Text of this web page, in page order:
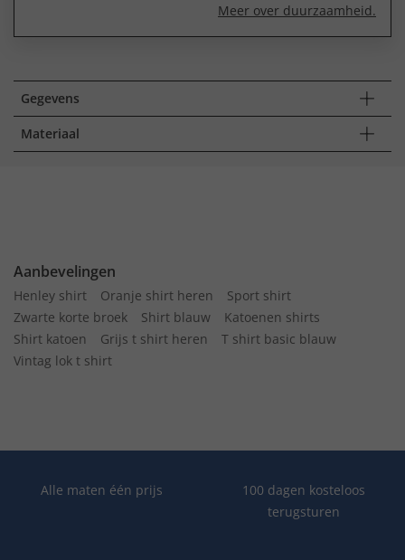
Meer over duurzaamheid.
Gegevens
Materiaal
Aanbevelingen
Henley shirt Oranje shirt heren
Sport shirt
Zwarte korte broek
Shirt blauw
Katoenen shirts
Shirt katoen
Grijs t shirt heren
T shirt basic blauw
Vintag lok t shirt
Alle maten één prijs
100 dagen kosteloos
terugsturen